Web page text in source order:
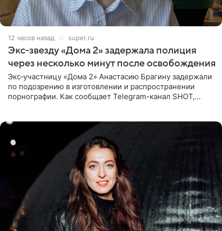
12 часов назад super.ru
Экс‑звезду «Дома 2» задержала полиция
через несколько минут после освобождения
Экс‑участницу «Дома 2» Анастасию Брагину задержали
по подозрению в изготовлении и распространении
порнографии. Как сообщает Telegram-канал SHOT,